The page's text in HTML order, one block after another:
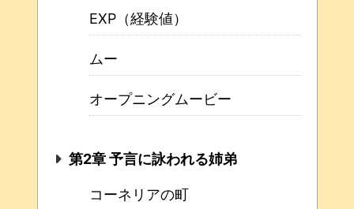
EXP（経験値）
ムー
オープニングムービー
第2章 予言に詠われる姉弟
コーネリアの町